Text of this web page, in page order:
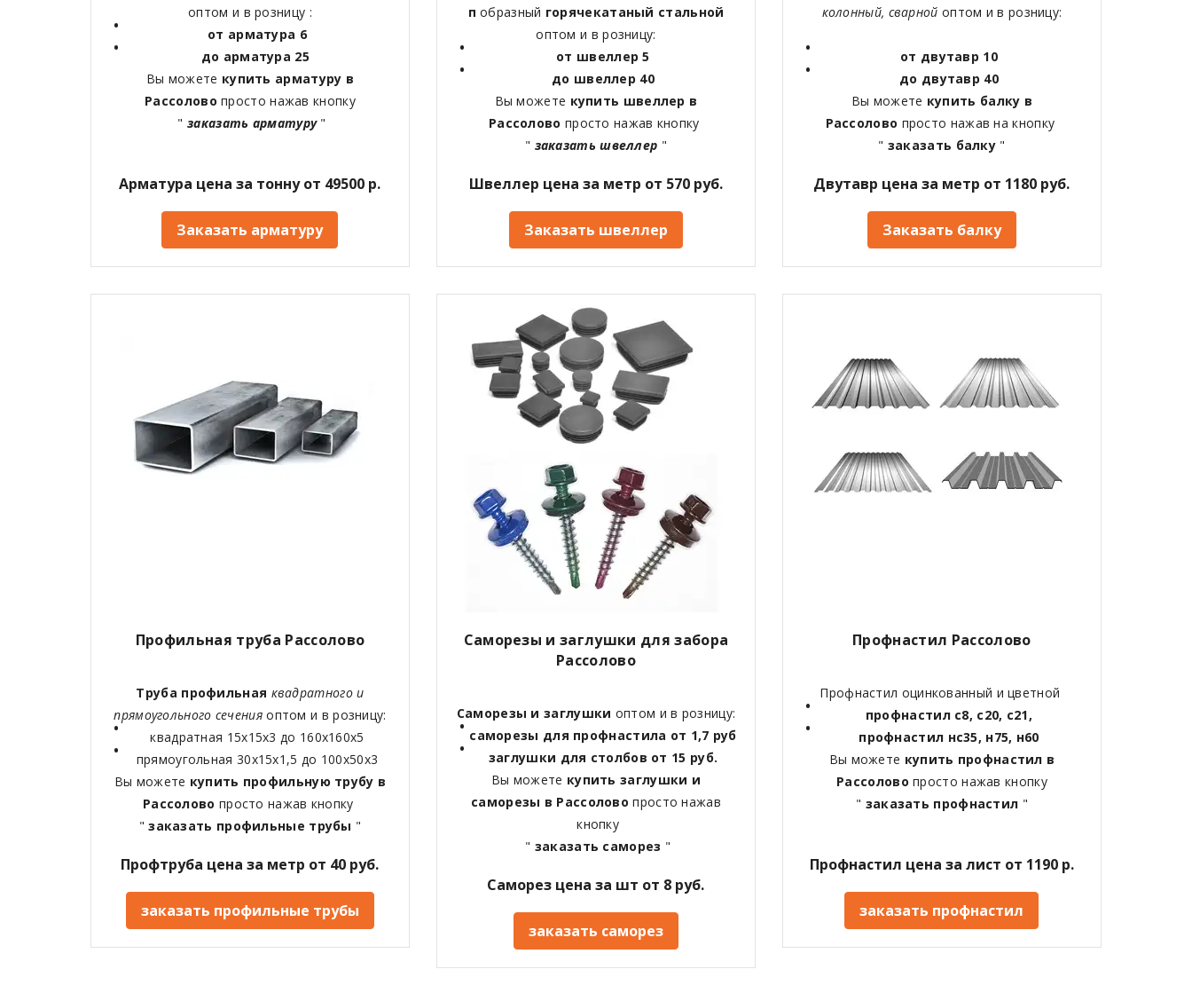
оптом и в розницу :
от арматура 6
до арматура 25
Вы можете купить арматуру в
Рассоловопросто нажав кнопку
"заказать арматуру"
Арматура цена за тонну от 49500 р.
Заказать арматуру
побразный горячекатаный стальной
оптом и в розницу:
от швеллер 5
до швеллер 40
Вы можете купить швеллер в
Рассолово просто нажав кнопку
" заказать швеллер "
Швеллер цена за метр от 570 руб.
Заказать швеллер
колонный, сварной оптом и в розницу:
от двутавр 10
до двутавр 40
Вы можете купить балку в
Рассолово просто нажав на кнопку
" заказать балку "
Двутавр цена за метр от 1180 руб.
Заказать балку
Профильная труба Рассолово
Труба профильная квадратного и
прямоугольного сеченияоптом и в розницу:
квадратная 15х15х3 до 160х160х5
прямоугольная 30х15х1,5 до 100х50х3
Вы можете купить профильную трубу в
Рассолово просто нажав кнопку
"заказать профильные трубы "
Профтруба цена за метр от 40 руб.
заказать профильные трубы
Саморезы и заглушки для забора
Рассолово
Саморезы и заглушки оптом и в розницу:
саморезы для профнастила от 1,7 руб
заглушки для столбов от 15 руб.
Вы можете купить заглушки и
саморезы в Рассоловопросто нажав
кнопку
" заказать саморез "
Саморез цена за шт от 8 руб.
заказать саморез
Профнастил Рассолово
Профнастил оцинкованный и цветной
профнастил с8, с20, с21,
профнастил нс35, н75, н60
Вы можете купить профнастил в
Рассоловопросто нажав кнопку
" заказать профнастил "
Профнастил цена за лист от 1190 р.
заказать профнастил